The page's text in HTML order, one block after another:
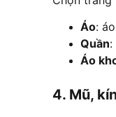
Áo:
Quần:
Áo
4. Mũ,